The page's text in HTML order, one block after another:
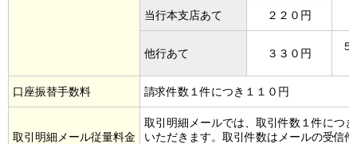
当行本支店あて ２２０円
他行あて ３３０円
５
口座振替手数料 請求件数１件につき１１０円
取引明細メール従量料金
取引明細メールでは、取引件数１件につ
いただきます。取引件数はメールの受信